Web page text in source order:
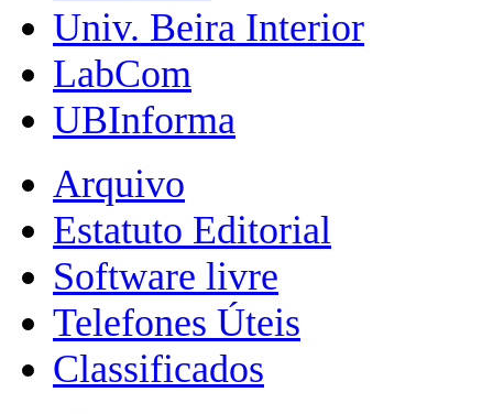
Univ. Beira Interior
LabCom
UBInforma
Arquivo
Estatuto Editorial
Software livre
Telefones Úteis
Classificados